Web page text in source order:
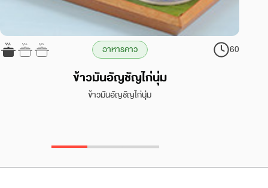
อาหารคาว 60
ข้าวมันอัญชัญไก่นุ่ม
ข้าวมันอัญชัญไก่นุ่ม